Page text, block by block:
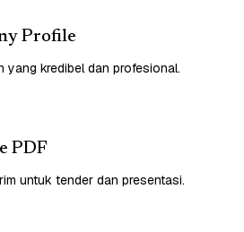
Profile
yang kredibel dan profesional.
PDF
untuk tender dan presentasi.